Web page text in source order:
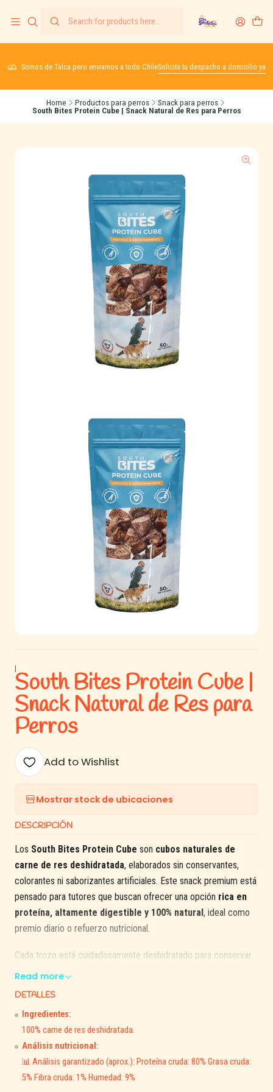
Somos de Talca pero enviamos a todo ChileSolicita tu despacho a domicilio ya
Home Productos para perros
Snack para perros
South Bites Protein Cube | Snack Natural de Res para Perros
|
South Bites Protein Cube |
Snack Natural de Res para
Perros
Add to Wishlist
Mostrar stock de ubicaciones
DESCRIPCIÓN
Los South Bites Protein Cube son cubos naturales de
carne de res deshidratada, elaborados sin conservantes,
colorantes ni saborizantes artificiales. Este snack premium está
pensado para tutores que buscan ofrecer una opción rica en
proteína, altamente digestible y 100% natural, ideal como
premio diario o refuerzo nutricional.
Cada trozo está cuidadosamente deshidratado para conservar
su sabor auténtico y sus nutrientes, garantizando una textura
🐾Beneficios principales:
Elaborados concarne de res 100% natural
rellenos.
Altamente proteicos , contribuyen al desarrollo y
Read more
DETALLES
Ingredientes:
100% carne de res deshidratada.
Análisis nutricional:
📊 Análisis garantizado (aprox.): Proteína cruda: 80% Grasa cruda:
5% Fibra cruda: 1% Humedad: 9%